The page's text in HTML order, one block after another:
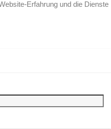
Erfahrung und die Dienste